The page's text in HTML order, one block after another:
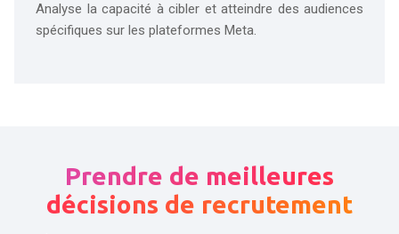
Analyse la capacité à cibler et atteindre des audiences
spécifiques sur les plateformes Meta.
Prendre de meilleures
décisions de recrutement